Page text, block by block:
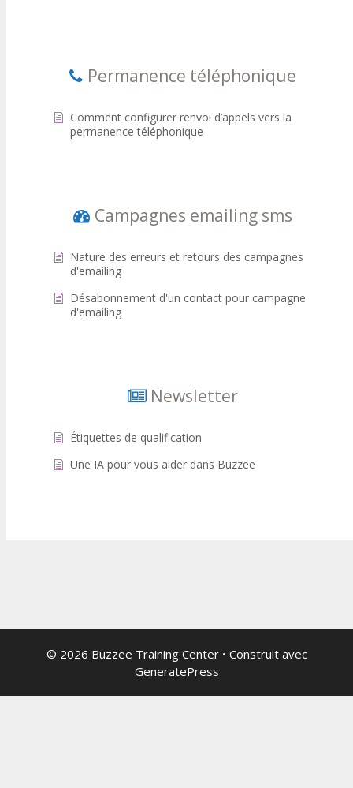
Permanence téléphonique
Comment configurer renvoi d’appels vers la
permanence téléphonique
Campagnes emailing sms
Nature des erreurs et retours des campagnes
d'emailing
Désabonnement d'un contact pour campagne
d'emailing
Newsletter
Étiquettes de qualification
Une IA pour vous aider dans Buzzee
© 2026 Buzzee Training Center• Construit avec
GeneratePress